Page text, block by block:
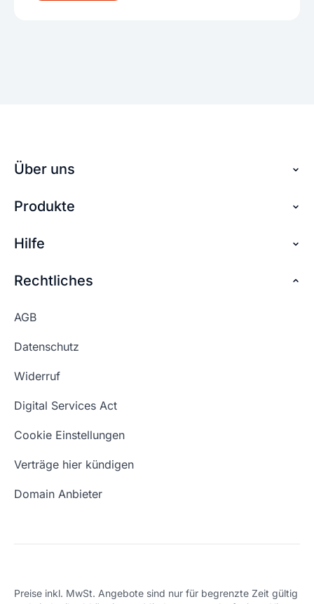
Über uns
Über checkdomain
Partnerprogramm
Impressum
Blog
Produkte
Domain reservieren
Domain sichern
Hilfe
FAQ + Hilfe
Premium Services
Webhosting-Lexikon
Whois Domain
Was ist eine Domain?
Domain Umzug
Wie ist meine IP?
Email Adresse erstellen
Rechtliches
AGB
Datenschutz
Widerruf
Digital Services Act
Cookie Einstellungen
Verträge hier kündigen
Domain Anbieter
Preise inkl. MwSt. Angebote sind nur für begrenzte Zeit gültig